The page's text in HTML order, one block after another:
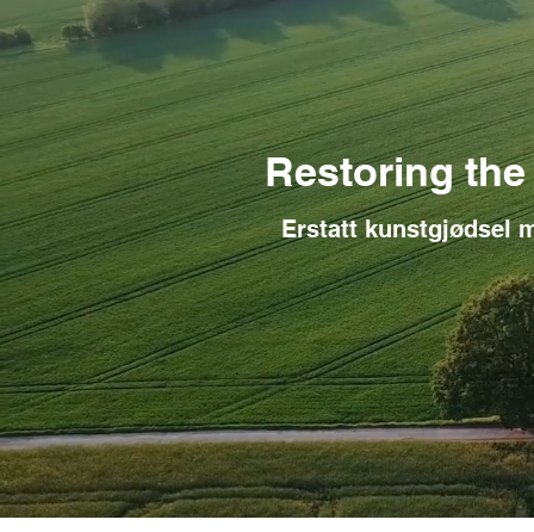
Restoring
Erstatt kunstgjødsel